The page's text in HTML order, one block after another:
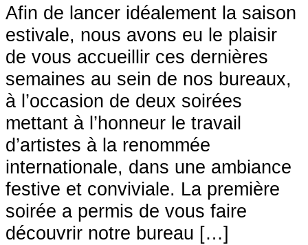
Afin de lancer idéalement la saison
estivale, nous avons eu le plaisir
de vous accueillir ces dernières
semaines au sein de nos bureaux,
à l’occasion de deux soirées
mettant à l’honneur le travail
d’artistes à la renommée
internationale, dans une ambiance
festive et conviviale. La première
soirée a permis de vous faire
découvrir notre bureau […]